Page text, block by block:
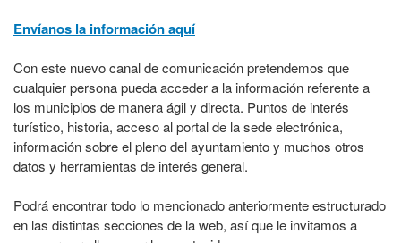
Envíanos la información aquí
Con este nuevo canal de comunicación pretendemos que
cualquier persona pueda acceder a la información referente a
los municipios de manera ágil y directa. Puntos de interés
turístico, historia, acceso al portal de la sede electrónica,
información sobre el pleno del ayuntamiento y muchos otros
datos y herramientas de interés general.
Podrá encontrar todo lo mencionado anteriormente estructurado
en las distintas secciones de la web, así que le invitamos a